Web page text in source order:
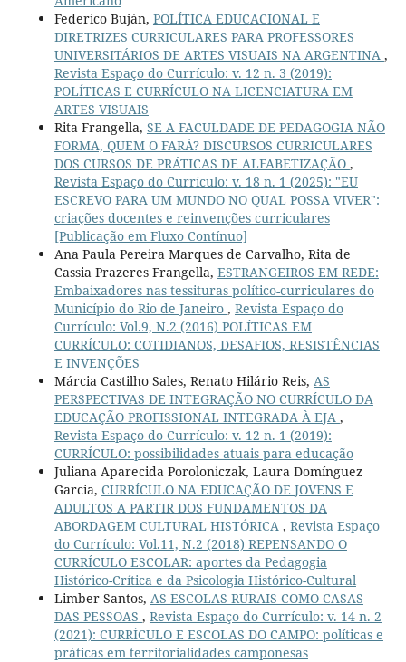
Federico Buján, POLÍTICA EDUCACIONAL E
DIRETRIZES CURRICULARES PARA PROFESSORES
UNIVERSITÁRIOS DE ARTES VISUAIS NA ARGENTINA ,
Revista Espaço do Currículo: v. 12 n. 3 (2019):
POLÍTICAS E CURRÍCULO NA LICENCIATURA EM
ARTES VISUAIS
Rita Frangella, SE A FACULDADE DE PEDAGOGIA NÃO
FORMA, QUEM O FARÁ? DISCURSOS CURRICULARES
DOS CURSOS DE PRÁTICAS DE ALFABETIZAÇÃO ,
Revista Espaço do Currículo: v. 18 n. 1 (2025): "EU
ESCREVO PARA UM MUNDO NO QUAL POSSA VIVER":
criações docentes e reinvenções curriculares
[Publicação em Fluxo Contínuo]
Ana Paula Pereira Marques de Carvalho, Rita de
Cassia Prazeres Frangella, ESTRANGEIROS EM REDE:
Embaixadores nas tessituras político-curriculares do
Município do Rio de Janeiro , Revista Espaço do
Currículo: Vol.9, N.2 (2016) POLÍTICAS EM
CURRÍCULO: COTIDIANOS, DESAFIOS, RESISTÊNCIAS
E INVENÇÕES
Márcia Castilho Sales, Renato Hilário Reis, AS
PERSPECTIVAS DE INTEGRAÇÃO NO CURRÍCULO DA
EDUCAÇÃO PROFISSIONAL INTEGRADA À EJA ,
Revista Espaço do Currículo: v. 12 n. 1 (2019):
CURRÍCULO: possibilidades atuais para educação
Juliana Aparecida Poroloniczak, Laura Domínguez
Garcia, CURRÍCULO NA EDUCAÇÃO DE JOVENS E
ADULTOS A PARTIR DOS FUNDAMENTOS DA
ABORDAGEM CULTURAL HISTÓRICA , Revista Espaço
do Currículo: Vol.11, N.2 (2018) REPENSANDO O
CURRÍCULO ESCOLAR: aportes da Pedagogia
Histórico-Crítica e da Psicologia Histórico-Cultural
Limber Santos, AS ESCOLAS RURAIS COMO CASAS
DAS PESSOAS , Revista Espaço do Currículo: v. 14 n. 2
(2021): CURRÍCULO E ESCOLAS DO CAMPO: políticas e
práticas em territorialidades camponesas